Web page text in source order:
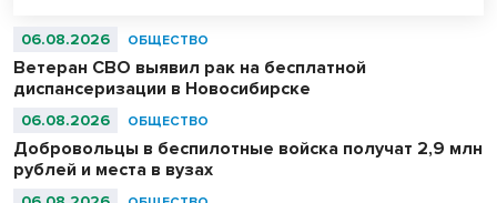
06.08.2026 ОБЩЕСТВО
Ветеран СВО выявил рак на бесплатной
диспансеризации в Новосибирске
06.08.2026 ОБЩЕСТВО
Добровольцы в беспилотные войска получат 2,9 млн
рублей и места в вузах